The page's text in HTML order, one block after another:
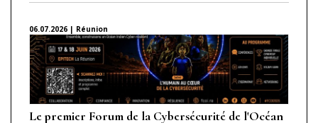
06.07.2026 | Réunion
Le premier Forum de la Cybersécurité de l'Océan